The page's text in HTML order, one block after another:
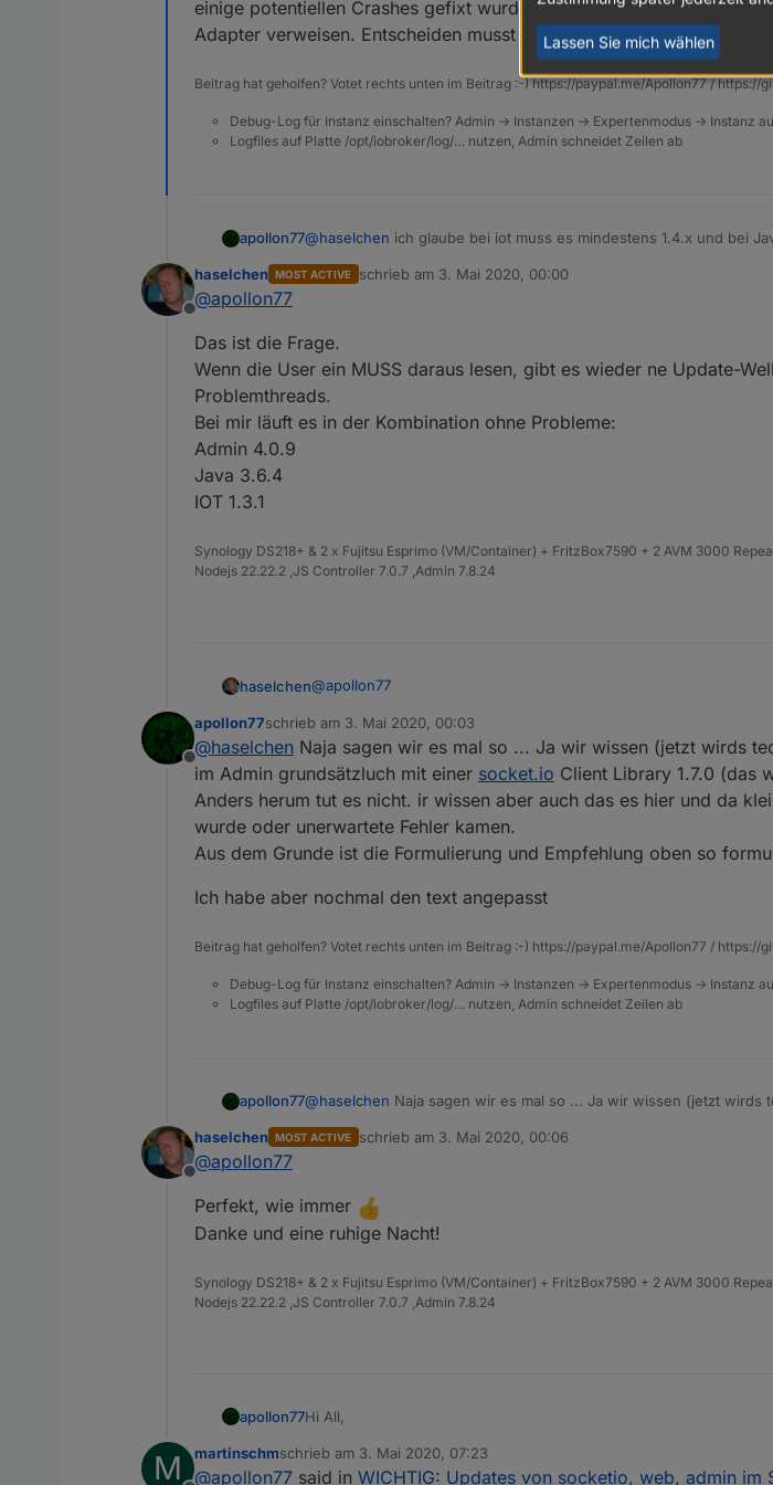
Ich habe Admin 4.09 und andere Versionen vom IOT und
einige potentiellen Crashes gefixt wurden kann ich es empfehlen.
Adapter verweisen. Entscheiden musst Du es.
Beitrag hat geholfen? Votet rechts unten im Beitrag :-) https://paypal.me/Apollon77 / https://
Debug-Log für Instanz einschalten? Admin -> Instanzen -> Expertenmodus -> Instanz
Logfiles auf Platte /opt/iobroker/log/… nutzen, Admin schneidet Zeilen ab
apollon77@haselchen ich glaube bei iot muss es mindestens 1.4.x und bei
potentiellen Crashes gefixt wurden kann ich es empfehlen. Effektiv
Offline
haselchen MOST ACTIVE schrieb am 3. Mai 2020, 00:00
zuletzt editiert von
@apollon77
Das ist die Frage.
Wenn die User ein MUSS daraus lesen, gibt es wieder ne Update-
Problemthreads.
Bei mir läuft es in der Kombination ohne Probleme:
Admin 4.0.9
Java 3.6.4
IOT 1.3.1
Synology DS218+ & 2 x Fujitsu Esprimo (VM/Container) + FritzBox7590 + 2 AVM 3000
Nodejs 22.22.2 ,JS Controller 7.0.7 ,Admin 7.8.24
haselchen@apollon77
Das ist die Frage.
Wenn die User ein MUSS daraus lesen, gibt es wieder ne
Bei mir läuft es in der Kombination ohne Probleme:
Admin 4.0.9
Java 3.6.4
IOT 1.3.1
Offline
apollon77schrieb am 3. Mai 2020, 00:03
zuletzt editiert von
@haselchen Naja sagen wir es mal so ... Ja wir wissen (jetzt wirds
im Admin grundsätzluch mit einer socket.io Client Library 1.7.0 (das
Anders herum tut es nicht. ir wissen aber auch das es hier und da
wurde oder unerwartete Fehler kamen.
Aus dem Grunde ist die Formulierung und Empfehlung oben so
Ich habe aber nochmal den text angepasst
Beitrag hat geholfen? Votet rechts unten im Beitrag :-) https://paypal.me/Apollon77 / https://
Debug-Log für Instanz einschalten? Admin -> Instanzen -> Expertenmodus -> Instanz
Logfiles auf Platte /opt/iobroker/log/… nutzen, Admin schneidet Zeilen ab
apollon77@haselchen Naja sagen wir es mal so ... Ja wir wissen (jetzt wirds
tut es nicht. ir wissen aber auch das es hier und da kleinere
Ich habe aber nochmal den text angepasst
Offline
haselchen MOST ACTIVE schrieb am 3. Mai 2020, 00:06
zuletzt editiert von
@apollon77
Perfekt, wie immer
Danke und eine ruhige Nacht!
Synology DS218+ & 2 x Fujitsu Esprimo (VM/Container) + FritzBox7590 + 2 AVM 3000
Nodejs 22.22.2 ,JS Controller 7.0.7 ,Admin 7.8.24
apollon77Hi All,
tl;dr
Die Adapter web, socketio und admin wurde aktualisiert und
M martinschmschrieb am 3. Mai 2020, 07:23
zuletzt editiert von
@apollon77 said in WICHTIG: Updates von socketio, web, admin im
Lassen Sie mich wählen